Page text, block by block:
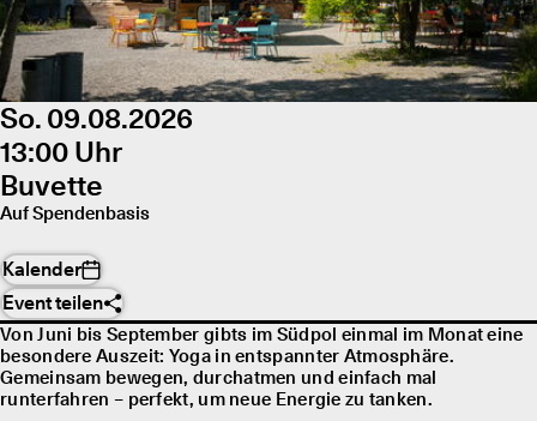
So. 09.08.2026
13:00 Uhr
Buvette
Auf Spendenbasis
Kalender
Event teilen
Von Juni bis September gibts im Südpol einmal im Monat eine
besondere Auszeit: Yoga in entspannter Atmosphäre.
Gemeinsam bewegen, durchatmen und einfach mal
runterfahren – perfekt, um neue Energie zu tanken.